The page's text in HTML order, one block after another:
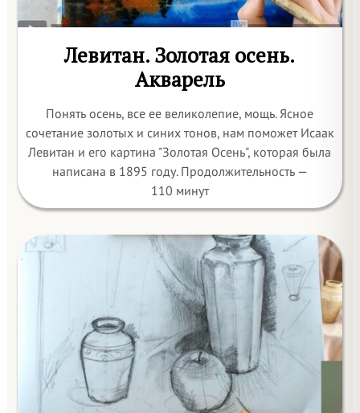
Левитан. Золотая осень.
Акварель
Понять осень, все ее великолепие, мощь. Ясное
сочетание золотых и синих тонов, нам поможет Исаак
Левитан и его картина "Золотая Осень", которая была
написана в 1895 году. Продолжительность —
110 минут